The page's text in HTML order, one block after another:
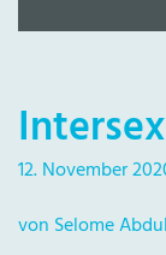
12. November
von Selome